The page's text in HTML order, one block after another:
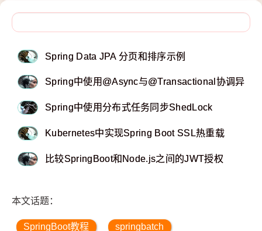
Spring Data JPA 分页和排序示例
Spring中使用@Async与@Transactional协调异步
Spring中使用分布式任务同步ShedLock
Kubernetes中实现Spring Boot SSL热重载
比较SpringBoot和Node.js之间的JWT授权
本文话题：
SpringBoot教程 springbatch